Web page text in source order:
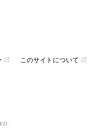
open_in_new このサイトについて open_in_new